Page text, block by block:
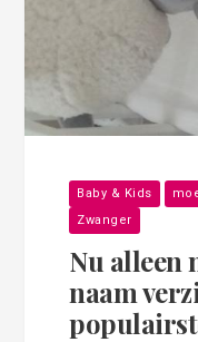
Baby & Kids
Zwanger
Nu alleen
naam